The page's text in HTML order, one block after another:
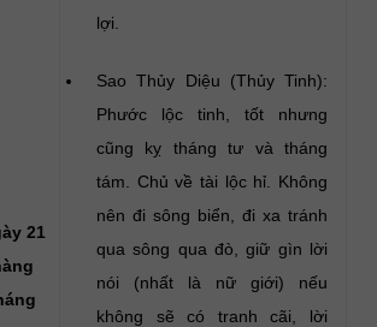
21
lợi.
Sao Thủy Diệu (Thủy Tinh):
Phước lộc tinh, tốt nhưng
cũng kỵ tháng tư và tháng
tám. Chủ về tài lộc hỉ. Không
nên đi sông biển, đi xa tránh
qua sông qua đò, giữ gìn lời
nói (nhất là nữ giới) nếu
không sẽ có tranh cãi, lời